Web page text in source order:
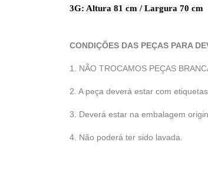
3G: Altura 81 cm / Largura 70 cm
CONDIÇÕES DAS PEÇAS PARA
1. NÃO TROCAMOS PEÇAS
2. A peça deverá estar com
3. Deverá estar na embalagem
4. Não poderá ter sido lavada.